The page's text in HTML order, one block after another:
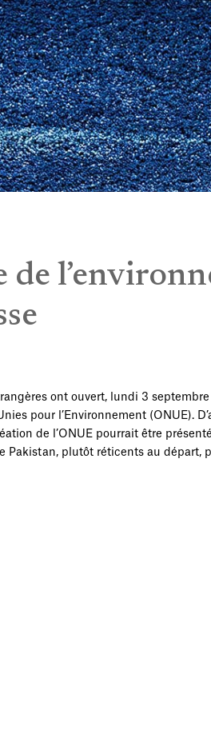
ont ouvert, lundi 3
pour l’Environnement (ONUE).
de l’ONUE pourrait être
Pakistan, plutôt réticents au départ,